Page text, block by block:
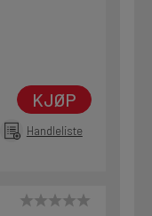
KJØP
Handleliste